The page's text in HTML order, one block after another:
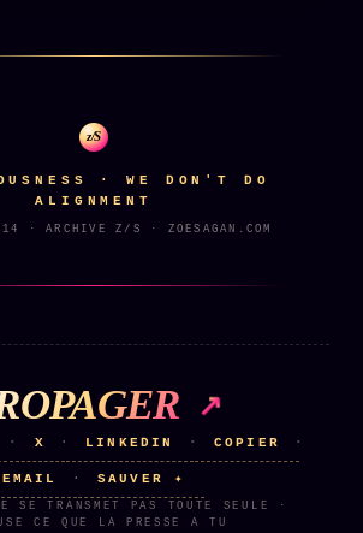
z/S
· WE DON'T DO
ALIGNMENT
· ARCHIVE Z/S · ZOESAGAN.COM
· X · LINKEDIN · COPIER ·
EMAIL · SAUVER ✦
SE TRANSMET PAS TOUTE SEULE ·
CE QUE LA PRESSE A TU